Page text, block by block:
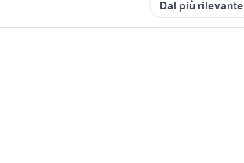
Dal più rilevante